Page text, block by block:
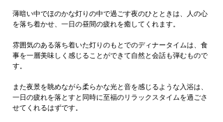
薄暗い中でほのかな灯りの中で過ごす夜のひとときは、人の心
を落ち着かせ、一日の昼間の疲れを癒してくれます。
雰囲気のある落ち着いた灯りのもとでのディナータイムは、食
事を一層美味しく感じることができて自然と会話も弾むもので
す。
また夜景を眺めながら柔らかな光と音を感じるような入浴は、
一日の疲れを落とすと同時に至福のリラックスタイムを過ごさ
せてくれるはずです。